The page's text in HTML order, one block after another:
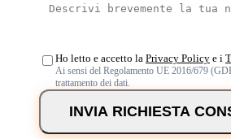
Ho letto e accetto la Privacy Policy e i
Ai sensi del Regolamento UE 2016/679
trattamento dei dati.
INVIA RICHIESTA